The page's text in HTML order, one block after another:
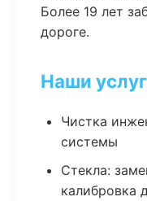
Более 19 лет
дороге.
Наши
Чистка
системы
Стекла:
калибровка